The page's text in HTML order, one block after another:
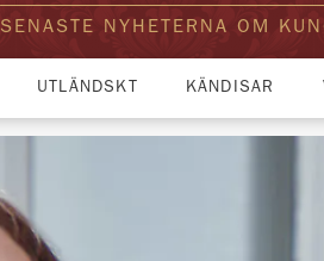
SENASTE NYHETERNA OM
UTLÄNDSKT KÄNDISAR